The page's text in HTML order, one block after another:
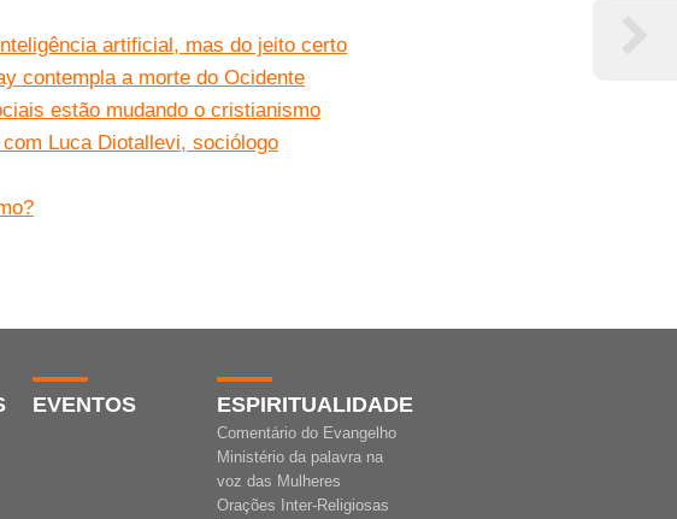
artificial, mas do jeito certo
contempla a morte do Ocidente
estão mudando o cristianismo
Luca Diotallevi, sociólogo
EVENTOS ESPIRITUALIDADE
Comentário do Evangelho
Ministério da palavra na
voz das Mulheres
Orações Inter-Religiosas